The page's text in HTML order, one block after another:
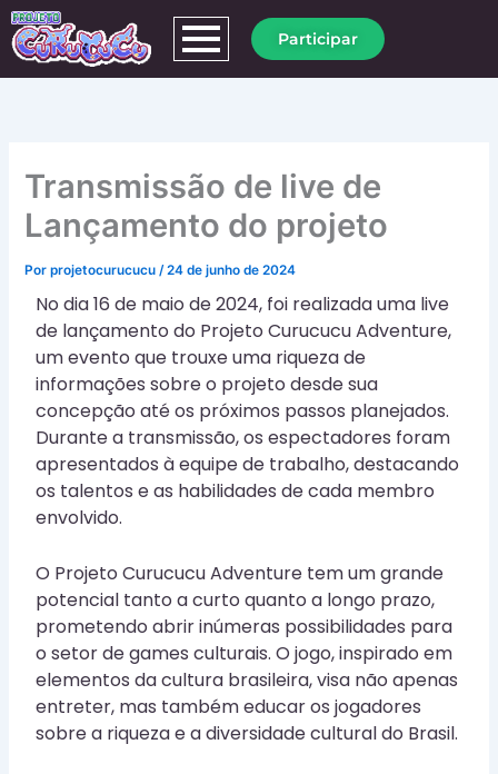
para
Participar
Transmissão de live de
Lançamento do projeto
Porprojetocurucucu/24 de junho de 2024
No dia 16 de maio de 2024, foi realizada uma live
de lançamento do Projeto Curucucu Adventure,
um evento que trouxe uma riqueza de
informações sobre o projeto desde sua
concepção até os próximos passos planejados.
Durante a transmissão, os espectadores foram
apresentados à equipe de trabalho, destacando
os talentos e as habilidades de cada membro
envolvido.
O Projeto Curucucu Adventure tem um grande
potencial tanto a curto quanto a longo prazo,
prometendo abrir inúmeras possibilidades para
o setor de games culturais. O jogo, inspirado em
elementos da cultura brasileira, visa não apenas
entreter, mas também educar os jogadores
sobre a riqueza e a diversidade cultural do Brasil.